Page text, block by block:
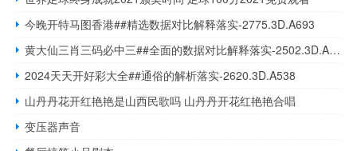
今晚开特马图香港##精选数据对比解释落实-2775.3D.A693
黄大仙三肖三码必中三##全面的数据对比解释落实-2502.3D.A420
2024天天开好彩大全##通俗的解析落实-2620.3D.A538
山丹丹花开红艳艳是山西民歌吗 山丹丹开花红艳艳合唱
变压器声音